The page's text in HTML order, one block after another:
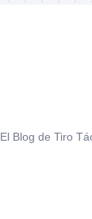
El Blog de Tiro